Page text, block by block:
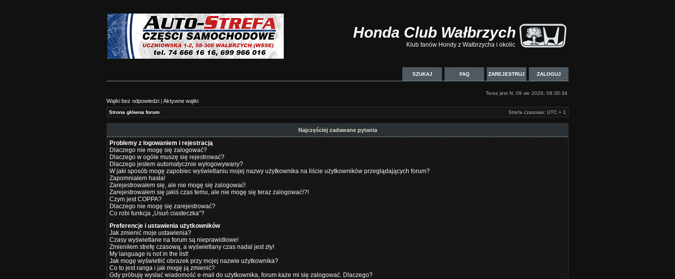
Honda Club Wałbrzych
Klub fanów Hondy z Wałbrzycha i okolic
ZALOGUJ
ZAREJESTRUJ
FAQ
SZUKAJ
Teraz jest N, 09 sie 2026; 08:30:34
Wątki bez odpowiedzi | Aktywne wątki
Strona główna forum Strefa czasowa: UTC + 1
Najczęściej zadawane pytania
Problemy z logowaniem i rejestracją
Dlaczego nie mogę się zalogować?
Dlaczego w ogóle muszę się rejestrować?
Dlaczego jestem automatycznie wylogowywany?
W jaki sposób mogę zapobiec wyświetlaniu mojej nazwy użytkownika na liście użytkowników przeglądających forum?
Zapomniałem hasła!
Zarejestrowałem się, ale nie mogę się zalogować!
Zarejestrowałem się jakiś czas temu, ale nie mogę się teraz zalogować!?!
Czym jest COPPA?
Dlaczego nie mogę się zarejestrować?
Co robi funkcja „Usuń ciasteczka”?
Preferencje i ustawienia użytkowników
Jak zmienić moje ustawienia?
Czasy wyświetlane na forum są nieprawidłowe!
Zmieniłem strefę czasową, a wyświetlany czas nadal jest zły!
My language is not in the list!
Jak mogę wyświetlić obrazek przy mojej nazwie użytkownika?
Co to jest ranga i jak mogę ją zmienić?
Gdy próbuję wysłać wiadomość e-mail do użytkownika, forum każe mi się zalogować. Dlaczego?